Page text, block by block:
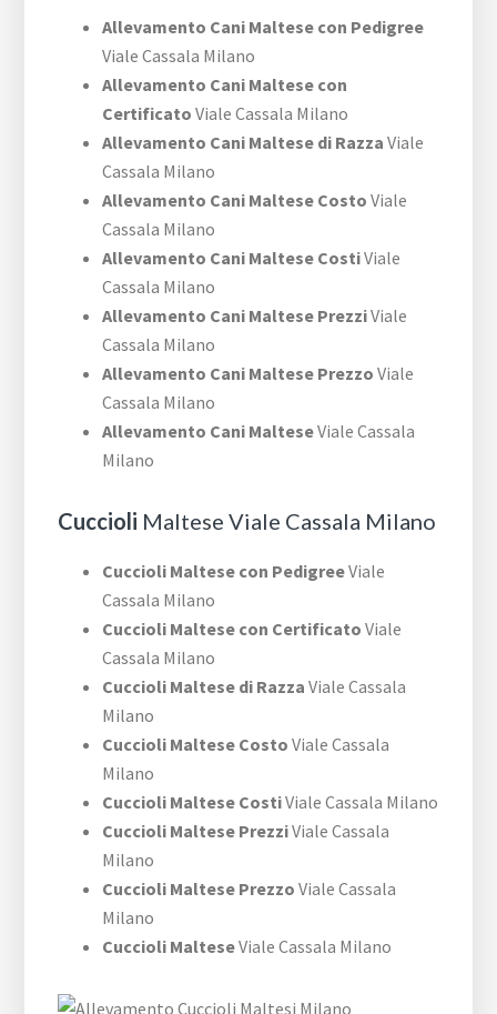
Allevamento Cani Maltese con Pedigree
Viale Cassala Milano
Allevamento Cani Maltese con
Certificato Viale Cassala Milano
Allevamento Cani Maltese di Razza Viale
Cassala Milano
Allevamento Cani Maltese Costo Viale
Cassala Milano
Allevamento Cani Maltese CostiViale
Cassala Milano
Allevamento Cani Maltese PrezziViale
Cassala Milano
Allevamento Cani Maltese Prezzo Viale
Cassala Milano
Allevamento Cani MalteseViale Cassala
Milano
Cuccioli Maltese Viale Cassala Milano
Cuccioli Maltese con PedigreeViale
Cassala Milano
Cuccioli Maltese con Certificato Viale
Cassala Milano
Cuccioli Maltese di Razza Viale Cassala
Milano
Cuccioli Maltese Costo Viale Cassala
Milano
Cuccioli Maltese CostiViale Cassala Milano
Cuccioli Maltese PrezziViale Cassala
Milano
Cuccioli Maltese Prezzo Viale Cassala
Milano
Cuccioli MalteseViale Cassala Milano